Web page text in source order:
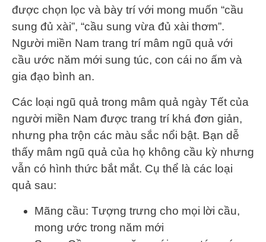
được chọn lọc và bày trí với mong muốn “cầu
sung đủ xài”, “cầu sung vừa đủ xài thơm”.
Người miền Nam trang trí mâm ngũ quả với
cầu ước năm mới sung túc, con cái no ấm và
gia đạo bình an.
Các loại ngũ quả trong mâm quả ngày Tết của
người miền Nam được trang trí khá đơn giản,
nhưng pha trộn các màu sắc nổi bật. Bạn dễ
thấy mâm ngũ quả của họ không cầu kỳ nhưng
vẫn có hình thức bắt mắt. Cụ thể là các loại
quả sau:
Mãng cầu: Tượng trưng cho mọi lời cầu,
mong ước trong năm mới